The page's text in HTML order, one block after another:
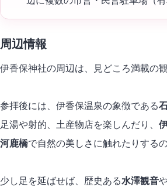
周辺情報
伊香保神社の周辺は、見どころ満載の
参拝後には、伊香保温泉の象徴である
足湯や射的、土産物店を楽しんだり、
河鹿橋で自然の美しさに触れたりする
少し足を延ばせば、歴史ある水澤観音